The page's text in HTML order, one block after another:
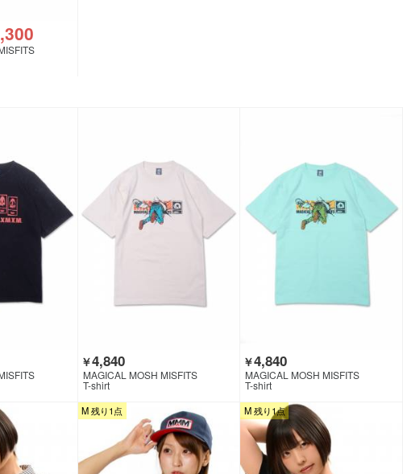
￥4,840
MAGICAL MOSH MISFITS
T-shirt
￥4,840
MAGICAL MOSH MISFITS
T-shirt
M 残り1点 M 残り1点